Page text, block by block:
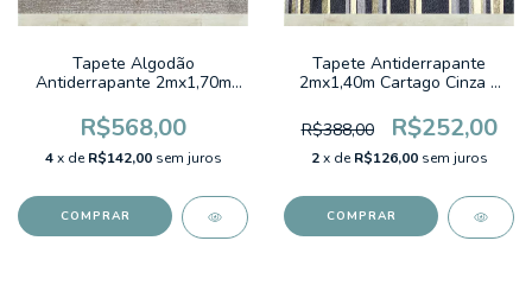
Tapete Algodão
Antiderrapante 2mx1,70m
R$568,00
4 x deR$142,00 sem juros
Tapete Antiderrapante
2mx1,40m Cartago Cinza e
R$388,00
R$252,00
2 x deR$126,00 sem juros